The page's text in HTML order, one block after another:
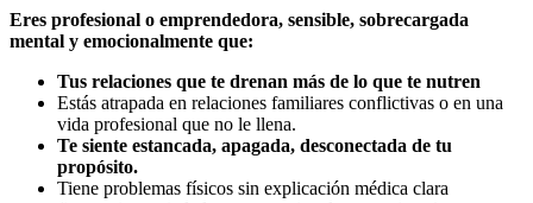
Eres profesional o emprendedora, sensible, sobrecargada
mental y emocionalmente que:
Tus relaciones que te drenan más de lo que te nutren
Estás atrapada en relaciones familiares conflictivas o en una
vida profesional que no le llena.
Te siente estancada, apagada, desconectada de tu
propósito.
Tiene problemas físicos sin explicación médica clara